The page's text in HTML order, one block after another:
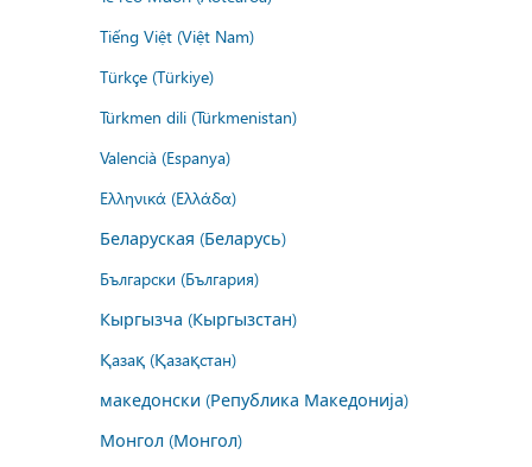
Tiếng Việt (Việt Nam)
Türkçe (Türkiye)
Türkmen dili (Türkmenistan)
Valencià (Espanya)
Ελληνικά (Ελλάδα)
Беларуская (Беларусь)
Български (България)
Кыргызча (Кыргызстан)
Қазақ (Қазақстан)
македонски (Република Македонија)
Монгол (Монгол)